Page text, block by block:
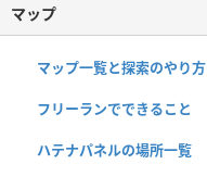
マップ
マップ一覧と探索のやり方
フリーランでできること
ハテナパネルの場所一覧